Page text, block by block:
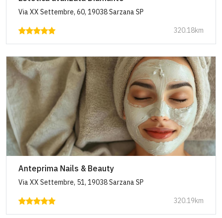
Via XX Settembre, 60, 19038 Sarzana SP
320.18km
Anteprima Nails & Beauty
Via XX Settembre, 51, 19038 Sarzana SP
320.19km